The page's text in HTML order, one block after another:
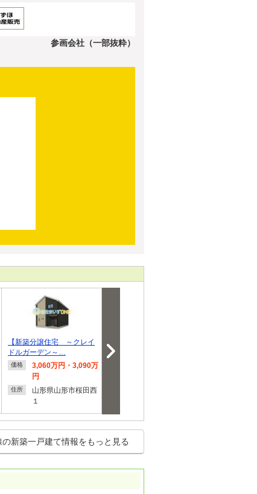
参画会社（一部抜粋）
【新築分譲住宅 ～クレイ
ドルガーデン～…
価格
3,060万円・3,090万
円
住所
山形県山形市桜田西
１
0万円～2690万円
新築一戸建て情報をもっと見る